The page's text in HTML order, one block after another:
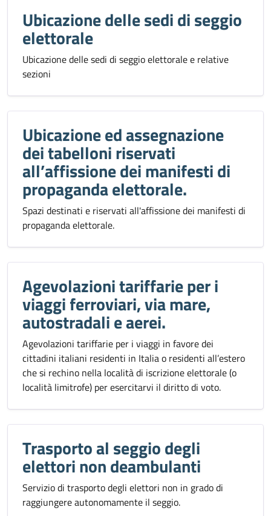
Ubicazione delle sedi di seggio
elettorale
Ubicazione delle sedi di seggio elettorale e relative
sezioni
Ubicazione ed assegnazione
dei tabelloni riservati
all’affissione dei manifesti di
propaganda elettorale.
Spazi destinati e riservati all'affissione dei manifesti di
propaganda elettorale.
Agevolazioni tariffarie per i
viaggi ferroviari, via mare,
autostradali e aerei.
Agevolazioni tariffarie per i viaggi in favore dei
cittadini italiani residenti in Italia o residenti all’estero
che si rechino nella località di iscrizione elettorale (o
località limitrofe) per esercitarvi il diritto di voto.
Trasporto al seggio degli
elettori non deambulanti
Servizio di trasporto degli elettori non in grado di
raggiungere autonomamente il seggio.